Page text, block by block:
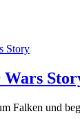
Wars
Falken und